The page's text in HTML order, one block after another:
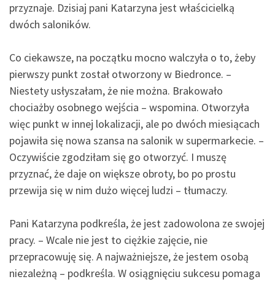
przyznaje. Dzisiaj pani Katarzyna jest właścicielką
dwóch saloników.
Co ciekawsze, na początku mocno walczyła o to, żeby
pierwszy punkt został otworzony w Biedronce. –
Niestety usłyszałam, że nie można. Brakowało
chociażby osobnego wejścia – wspomina. Otworzyła
więc punkt w innej lokalizacji, ale po dwóch miesiącach
pojawiła się nowa szansa na salonik w supermarkecie. –
Oczywiście zgodziłam się go otworzyć. I muszę
przyznać, że daje on większe obroty, bo po prostu
przewija się w nim dużo więcej ludzi – tłumaczy.
Pani Katarzyna podkreśla, że jest zadowolona ze swojej
pracy. – Wcale nie jest to ciężkie zajęcie, nie
przepracowuję się. A najważniejsze, że jestem osobą
niezależną – podkreśla. W osiągnięciu sukcesu pomaga